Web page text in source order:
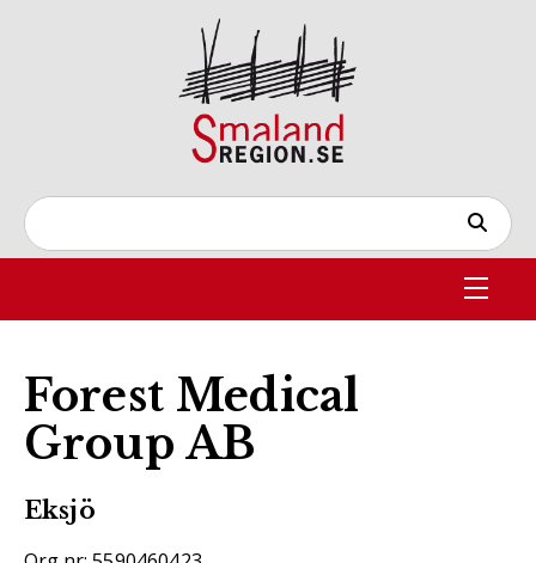
Forest Medical
Group AB
Eksjö